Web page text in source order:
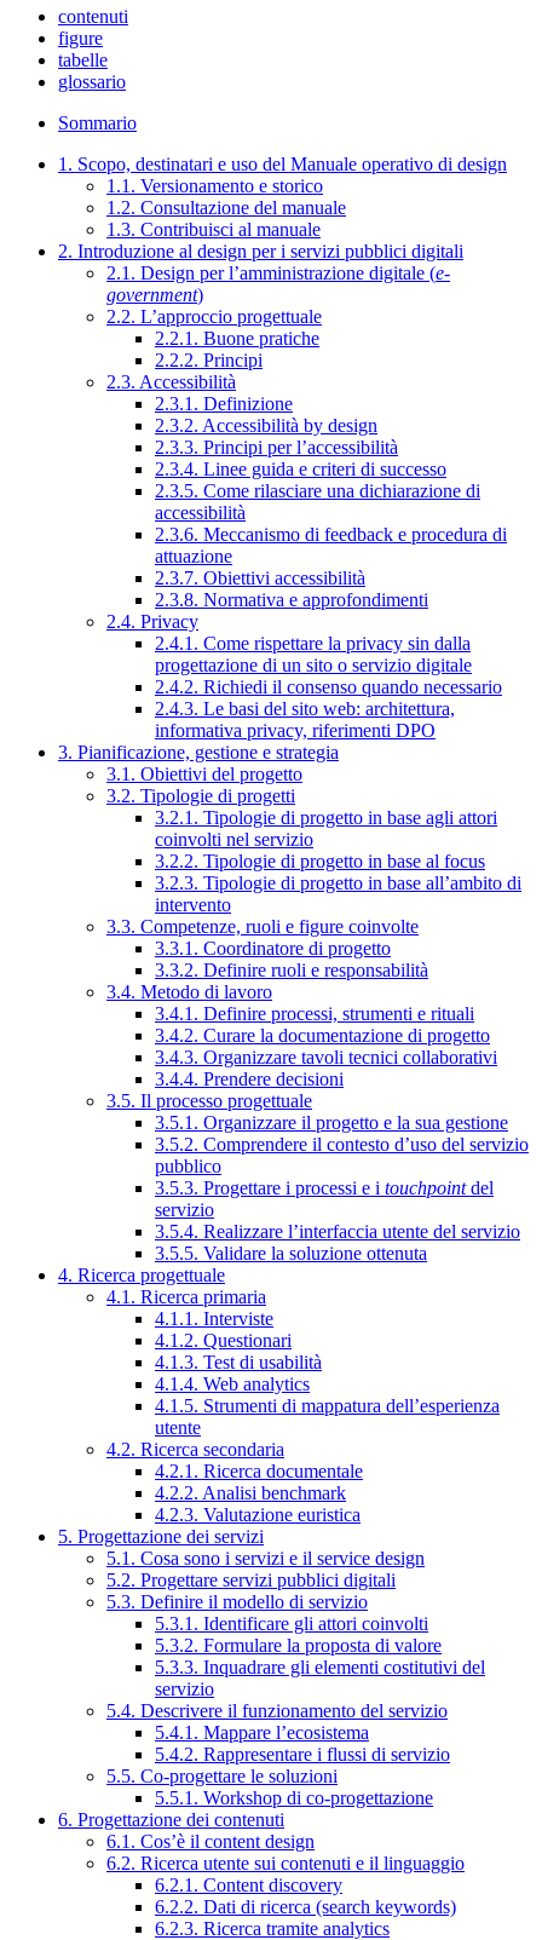
contenuti
figure
tabelle
glossario
Sommario
1. Scopo, destinatari e uso del Manuale operativo di design
1.1. Versionamento e storico
1.2. Consultazione del manuale
1.3. Contribuisci al manuale
2. Introduzione al design per i servizi pubblici digitali
2.1. Design per l’amministrazione digitale (e-
government)
2.2. L’approccio progettuale
2.2.1. Buone pratiche
2.2.2. Principi
2.3. Accessibilità
2.3.1. Definizione
2.3.2. Accessibilità by design
2.3.3. Principi per l’accessibilità
2.3.4. Linee guida e criteri di successo
2.3.5. Come rilasciare una dichiarazione di
accessibilità
2.3.6. Meccanismo di feedback e procedura di
attuazione
2.3.7. Obiettivi accessibilità
2.3.8. Normativa e approfondimenti
2.4. Privacy
2.4.1. Come rispettare la privacy sin dalla
progettazione di un sito o servizio digitale
2.4.2. Richiedi il consenso quando necessario
2.4.3. Le basi del sito web: architettura,
informativa privacy, riferimenti DPO
3. Pianificazione, gestione e strategia
3.1. Obiettivi del progetto
3.2. Tipologie di progetti
3.2.1. Tipologie di progetto in base agli attori
coinvolti nel servizio
3.2.2. Tipologie di progetto in base al focus
3.2.3. Tipologie di progetto in base all’ambito di
intervento
3.3. Competenze, ruoli e figure coinvolte
3.3.1. Coordinatore di progetto
3.3.2. Definire ruoli e responsabilità
3.4. Metodo di lavoro
3.4.1. Definire processi, strumenti e rituali
3.4.2. Curare la documentazione di progetto
3.4.3. Organizzare tavoli tecnici collaborativi
3.4.4. Prendere decisioni
3.5. Il processo progettuale
3.5.1. Organizzare il progetto e la sua gestione
3.5.2. Comprendere il contesto d’uso del servizio
pubblico
3.5.3. Progettare i processi e i touchpointdel
servizio
3.5.4. Realizzare l’interfaccia utente del servizio
3.5.5. Validare la soluzione ottenuta
4. Ricerca progettuale
4.1. Ricerca primaria
4.1.1. Interviste
4.1.2. Questionari
4.1.3. Test di usabilità
4.1.4. Web analytics
4.1.5. Strumenti di mappatura dell’esperienza
utente
4.2. Ricerca secondaria
4.2.1. Ricerca documentale
4.2.2. Analisi benchmark
4.2.3. Valutazione euristica
5. Progettazione dei servizi
5.1. Cosa sono i servizi e il service design
5.2. Progettare servizi pubblici digitali
5.3. Definire il modello di servizio
5.3.1. Identificare gli attori coinvolti
5.3.2. Formulare la proposta di valore
5.3.3. Inquadrare gli elementi costitutivi del
servizio
5.4. Descrivere il funzionamento del servizio
5.4.1. Mappare l’ecosistema
5.4.2. Rappresentare i flussi di servizio
5.5. Co-progettare le soluzioni
5.5.1. Workshop di co-progettazione
6. Progettazione dei contenuti
6.1. Cos’è il content design
6.2. Ricerca utente sui contenuti e il linguaggio
6.2.1. Content discovery
6.2.2. Dati di ricerca (search keywords)
6.2.3. Ricerca tramite analytics